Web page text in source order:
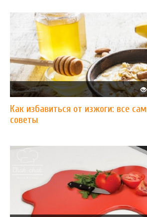
Как избавиться от изжоги: все
советы